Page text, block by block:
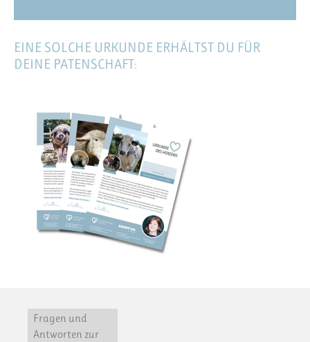
EINE SOLCHE URKUNDE ERHÄLTST DU FÜR
DEINE PATENSCHAFT:
Fragen und
Antworten zur